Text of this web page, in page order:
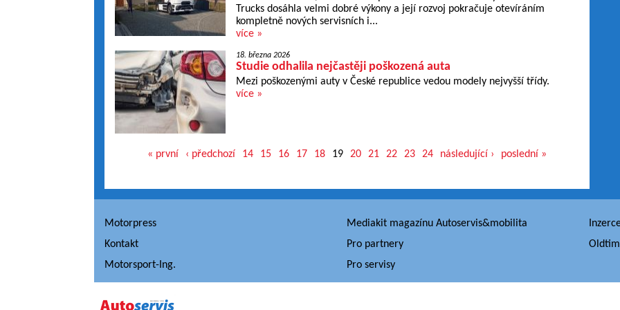
Trucks dosáhla velmi dobré výkony a její rozvoj pokračuje otevíráním
kompletně nových servisních i...
více »
18. března 2026
Studie odhalila nejčastěji poškozená auta
Mezi poškozenými auty v České republice vedou modely nejvyšší třídy.
více »
« první ‹ předchozí 14 15 16 17 18 19 20 21 22 23 24 následující › poslední »
Motorpress Mediakit magazínu Autoservis&mobilita
Kontakt
Pro partnery
Motorsport-Ing.
Pro servisy